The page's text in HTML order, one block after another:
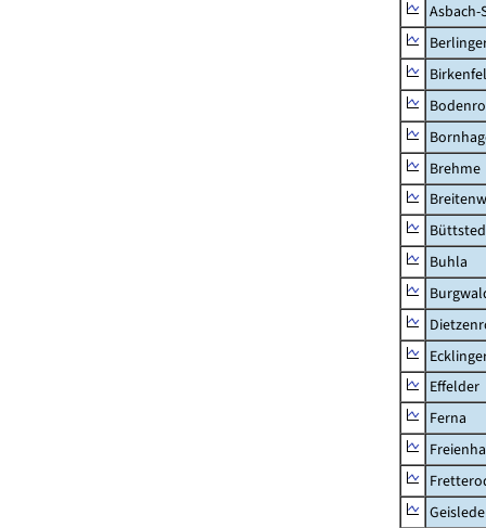
Asbach-
Brehme
Buhla
Effelder
Ferna